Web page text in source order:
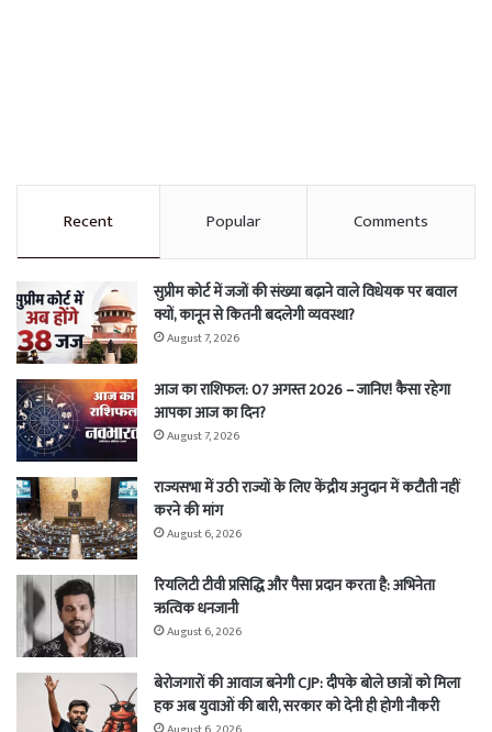
Recent Popular Comments
सुप्रीम कोर्ट में जजों की संख्या बढ़ाने वाले विधेयक पर बवाल
क्यों, कानून से कितनी बदलेगी व्यवस्था?
August 7, 2026
आज का राशिफल: 07 अगस्त 2026 – जानिए! कैसा रहेगा
आपका आज का दिन?
August 7, 2026
राज्यसभा में उठी राज्यों के लिए केंद्रीय अनुदान में कटौती नहीं
करने की मांग
August 6, 2026
रियलिटी टीवी प्रसिद्धि और पैसा प्रदान करता है: अभिनेता
ऋत्विक धनजानी
August 6, 2026
बेरोजगारों की आवाज बनेगी CJP: दीपके बोले छात्रों को मिला
हक अब युवाओं की बारी, सरकार को देनी ही होगी नौकरी